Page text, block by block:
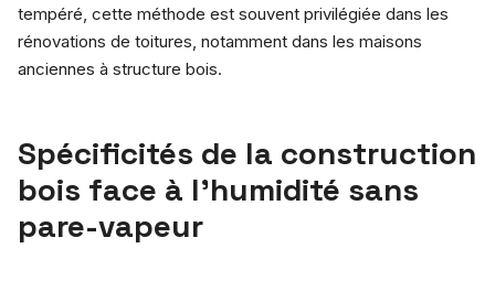
tempéré, cette méthode est souvent privilégiée dans les
rénovations de toitures, notamment dans les maisons
anciennes à structure bois.
Spécificités de la construction
bois face à l’humidité sans
pare-vapeur